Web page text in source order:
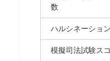
数
ハルシネーショ
模擬司法試験ス